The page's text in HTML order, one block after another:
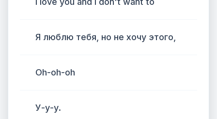
Я люблю тебя, но не хочу этого,
Oh-oh-oh
У-у-у.